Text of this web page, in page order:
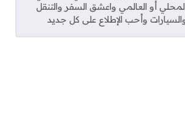
أو العالمي واعشق السفر والتنقل
وأحب الإطلاع على كل جديد